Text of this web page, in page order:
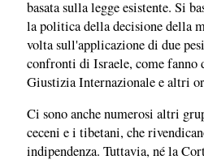
basata sulla legge esistente. Si
la politica della decisione della
volta sull'applicazione di due
confronti di Israele, come fanno
Giustizia Internazionale e altri
Ci sono anche numerosi altri
ceceni e i tibetani, che
indipendenza. Tuttavia, né la